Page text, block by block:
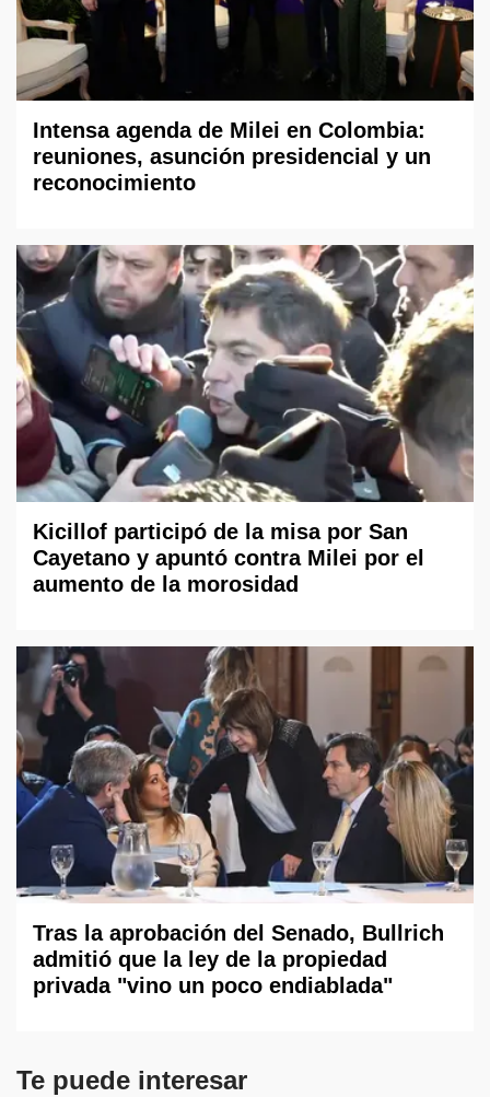
Intensa agenda de Milei en Colombia:
reuniones, asunción presidencial y un
reconocimiento
Kicillof participó de la misa por San
Cayetano y apuntó contra Milei por el
aumento de la morosidad
Tras la aprobación del Senado, Bullrich
admitió que la ley de la propiedad
privada "vino un poco endiablada"
Te puede interesar